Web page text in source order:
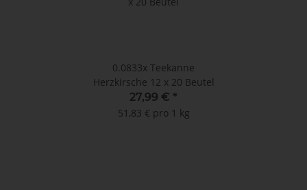
0.0833x Teekanne
Herzkirsche 12 x 20 Beutel
27,99 € *
51,83 € pro 1 kg